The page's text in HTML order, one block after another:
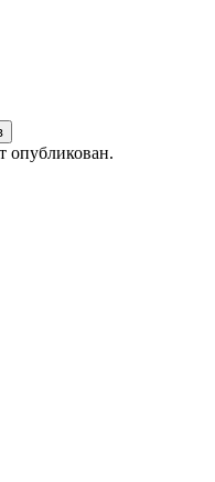
опубликован.